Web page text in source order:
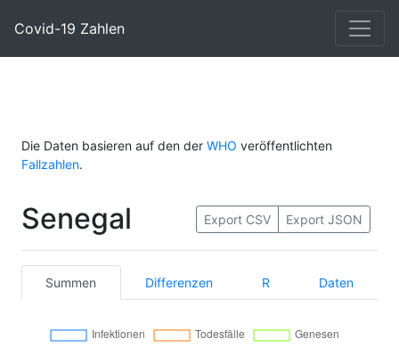
Covid-19 Zahlen
Die Daten basieren auf den der WHO veröffentlichten
Fallzahlen.
Senegal Export CSV Export JSON
Summen Differenzen R Daten